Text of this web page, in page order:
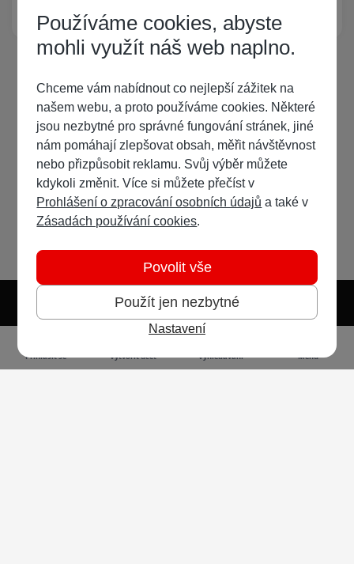
Žádný registrovaný uživatel si neprohlíží tuto stránku
Světlý režim Předvolba systému
Přihlásit se Vytvořit účet Vyhledávání Menu
Používáme cookies, abyste
mohli využít náš web naplno.
Chceme vám nabídnout co nejlepší zážitek na
našem webu, a proto používáme cookies. Některé
jsou nezbytné pro správné fungování stránek, jiné
nám pomáhají zlepšovat obsah, měřit návštěvnost
nebo přizpůsobit reklamu. Svůj výběr můžete
kdykoli změnit. Více si můžete přečíst v
Prohlášení o zpracování osobních údajů a také v
Zásadách používání cookies.
Použít jen nezbytné
Povolit vše
Nastavení